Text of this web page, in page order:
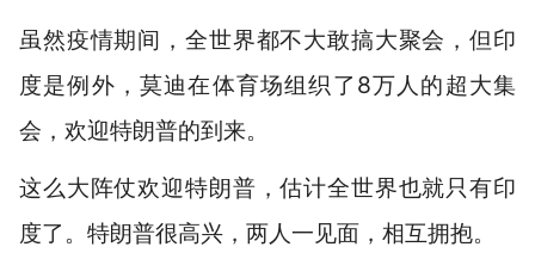
虽然疫情期间，全世界都不大敢搞大聚会，但印
度是例外，莫迪在体育场组织了8万人的超大集
会，欢迎特朗普的到来。
这么大阵仗欢迎特朗普，估计全世界也就只有印
度了。特朗普很高兴，两人一见面，相互拥抱。